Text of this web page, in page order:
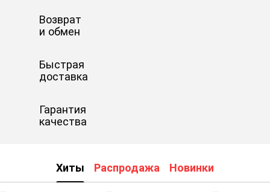
Возврат
и обмен
Быстрая
доставка
Гарантия
качества
Хиты Распродажа Новинки